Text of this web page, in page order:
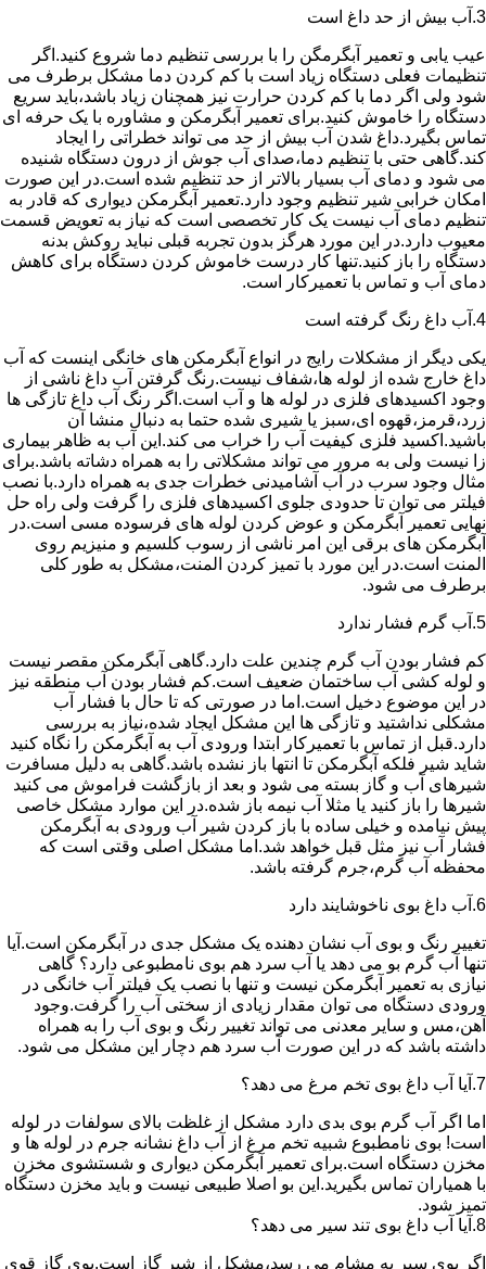
3.آب بیش از حد داغ است
عیب یابی و تعمیر آبگرمگن را با بررسی تنظیم دما شروع کنید.اگر
تنظیمات فعلی دستگاه زیاد است با کم کردن دما مشکل برطرف می
شود ولی اگر دما با کم کردن حرارت نیز همچنان زیاد باشد،باید سریع
دستگاه را خاموش کنید.برای تعمیر آبگرمکن و مشاوره با یک حرفه ای
تماس بگیرد.داغ شدن آب بیش از حد می تواند خطراتی را ایجاد
کند.گاهی حتی با تنظیم دما،صدای آب جوش از درون دستگاه شنیده
می شود و دمای آب بسیار بالاتر از حد تنظیم شده است.در این صورت
امکان خرابی شیر تنظیم وجود دارد.تعمیر آبگرمکن دیواری که قادر به
تنظیم دمای آب نیست یک کار تخصصی است که نیاز به تعویض قسمت
معیوب دارد.در این مورد هرگز بدون تجربه قبلی نباید روکش بدنه
دستگاه را باز کنید.تنها کار درست خاموش کردن دستگاه برای کاهش
دمای آب و تماس با تعمیرکار است.
4.آب داغ رنگ گرفته است
یکی دیگر از مشکلات رایج در انواع آبگرمکن های خانگی اینست که آب
داغ خارج شده از لوله ها،شفاف نیست.رنگ گرفتن آب داغ ناشی از
وجود اکسیدهای فلزی در لوله ها و آب است.اگر رنگ آب داغ تازگی ها
زرد،قرمز،قهوه ای،سبز یا شیری شده حتما به دنبال منشا آن
باشید.اکسید فلزی کیفیت آب را خراب می کند.این آب به ظاهر بیماری
زا نیست ولی به مرور می تواند مشکلاتی را به همراه دشاته باشد.برای
مثال وجود سرب در آب آشامیدنی خطرات جدی به همراه دارد.با نصب
فیلتر می توان تا حدودی جلوی اکسیدهای فلزی را گرفت ولی راه حل
نهایی تعمیر آبگرمکن و عوض کردن لوله های فرسوده مسی است.در
آبگرمکن های برقی این امر ناشی از رسوب کلسیم و منیزیم روی
المنت است.در این مورد با تمیز کردن المنت،مشکل به طور کلی
برطرف می شود.
5.آب گرم فشار ندارد
کم فشار بودن آب گرم چندین علت دارد.گاهی آبگرمکن مقصر نیست
و لوله کشی آب ساختمان ضعیف است.کم فشار بودن آب منطقه نیز
در این موضوع دخیل است.اما در صورتی که تا حال با فشار آب
مشکلی نداشتید و تازگی ها این مشکل ایجاد شده،نیاز به بررسی
دارد.قبل از تماس با تعمیرکار ابتدا ورودی آب به آبگرمکن را نگاه کنید
شاید شیر فلکه آبگرمکن تا انتها باز نشده باشد.گاهی به دلیل مسافرت
شیرهای آب و گاز بسته می شود و بعد از بازگشت فراموش می کنید
شیرها را باز کنید یا مثلا آب نیمه باز شده.در این موارد مشکل خاصی
پیش نیامده و خیلی ساده با باز کردن شیر آب ورودی به آبگرمکن
فشار آب نیز مثل قبل خواهد شد.اما مشکل اصلی وقتی است که
محفظه آب گرم،جرم گرفته باشد.
6.آب داغ بوی ناخوشایند دارد
تغییر رنگ و بوی آب نشان دهنده یک مشکل جدی در آبگرمکن است.آیا
تنها آب گرم بو می دهد یا آب سرد هم بوی نامطبوعی دارد؟ گاهی
نیازی به تعمیر آبگرمکن نیست و تنها با نصب یک فیلتر آب خانگی در
ورودی دستگاه می توان مقدار زیادی از سختی آب را گرفت.وجود
آهن،مس و سایر معدنی می تواند تغییر رنگ و بوی آب را به همراه
داشته باشد که در این صورت آب سرد هم دچار این مشکل می شود.
7.آیا آب داغ بوی تخم مرغ می دهد؟
اما اگر آب گرم بوی بدی دارد مشکل از غلظت بالای سولفات در لوله
است! بوی نامطبوع شبیه تخم مرغ از آب داغ نشانه جرم در لوله ها و
مخزن دستگاه است.برای تعمیر آبگرمکن دیواری و شستشوی مخزن
با همیاران تماس بگیرید.این بو اصلا طبیعی نیست و باید مخزن دستگاه
تمیز شود.
8.آیا آب داغ بوی تند سیر می دهد؟
اگر بوی سیر به مشام می رسد،مشکل از شیر گاز است.بوی گاز قوی